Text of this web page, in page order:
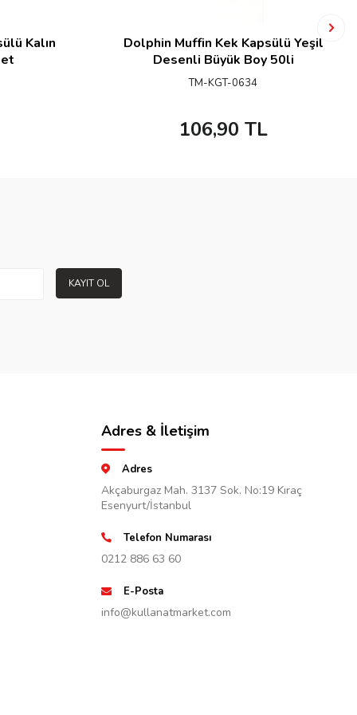
Kalın
Dolphin Muffin Kek Kapsülü Yeşil
Desenli Büyük Boy 50li
TM-KGT-0634
106,90 TL
KAYIT OL
Adres & İletişim
Adres
Akçaburgaz Mah. 3137 Sok. No:19 Kıraç
Esenyurt/İstanbul
Telefon Numarası
0212 886 63 60
E-Posta
info@kullanatmarket.com